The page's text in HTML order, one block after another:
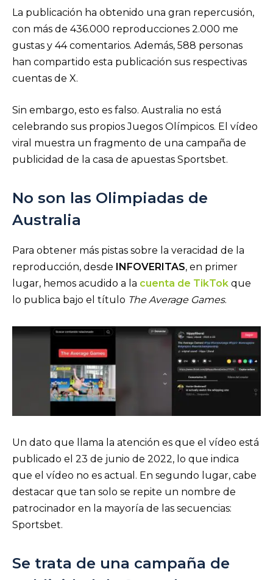
La publicación ha obtenido una gran repercusión,
con más de 436.000 reproducciones 2.000 me
gustas y 44 comentarios. Además, 588 personas
han compartido esta publicación sus respectivas
cuentas de X.
Sin embargo, esto es falso. Australia no está
celebrando sus propios Juegos Olímpicos. El vídeo
viral muestra un fragmento de una campaña de
publicidad de la casa de apuestas Sportsbet.
No son las Olimpiadas de
Australia
Para obtener más pistas sobre la veracidad de la
reproducción, desde INFOVERITAS, en primer
lugar, hemos acudido a la cuenta de TikTok que
lo publica bajo el título The Average Games.
Un dato que llama la atención es que el vídeo está
publicado el 23 de junio de 2022, lo que indica
que el vídeo no es actual. En segundo lugar, cabe
destacar que tan solo se repite un nombre de
patrocinador en la mayoría de las secuencias:
Sportsbet.
Se trata de una campaña de